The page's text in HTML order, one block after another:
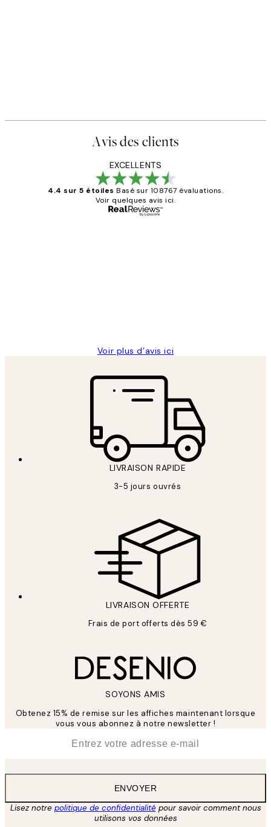
Avis des clients
EXCELLENTS
4.4 sur 5 étoiles Basé sur 108767 évaluations.
Voir quelques avis ici.
Voir plus d’avis ici
LIVRAISON RAPIDE
3-5 jours ouvrés
LIVRAISON OFFERTE
Frais de port offerts dès 59 €
SOYONS AMIS
Obtenez 15% de remise sur les affiches maintenant lorsque
vous vous abonnez à notre newsletter !
ENVOYER
Lisez notre politique de confidentialitépour savoir comment nous
utilisons vos données